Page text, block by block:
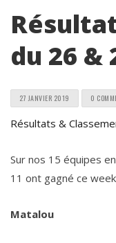
du 26 &
27 JANVIER 2019 0
Résultats &
Sur nos 15 équipes
11 ont gagné ce
Matalou